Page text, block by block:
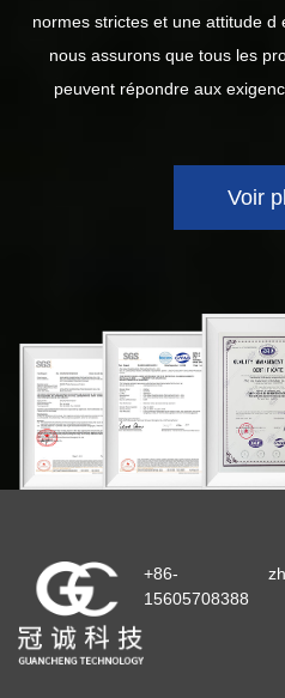
normes strictes et une attitude d
nous assurons que tous les
peuvent répondre aux
Voir
+86-
15605708388